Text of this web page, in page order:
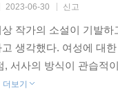
품세계와 연동되며 시
기만의 언어로 글을
러한 이들과 함께하려
2023-06-30 신고
상 작가의 소설이 기발
고 생각했다. 여성에 대
, 서사의 방식이 관습적
더보기